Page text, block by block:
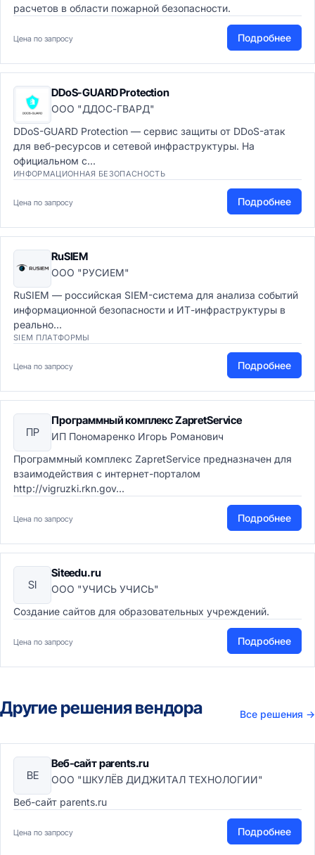
расчетов в области пожарной безопасности.
Цена по запросу Подробнее
DDoS-GUARD Protection
ООО "ДДОС-ГВАРД"
DDoS-GUARD Protection — сервис защиты от DDoS-атак
для веб-ресурсов и сетевой инфраструктуры. На
официальном с...
ИНФОРМАЦИОННАЯ БЕЗОПАСНОСТЬ
Цена по запросу Подробнее
RuSIEM
ООО "РУСИЕМ"
RuSIEM — российская SIEM-система для анализа событий
информационной безопасности и ИТ-инфраструктуры в
реально...
SIEM ПЛАТФОРМЫ
Цена по запросу Подробнее
ПР
Программный комплекс ZapretService
ИП Пономаренко Игорь Романович
Программный комплекс ZapretService предназначен для
взаимодействия с интернет-порталом
http://vigruzki.rkn.gov...
Цена по запросу Подробнее
SI
Siteedu.ru
ООО "УЧИСЬ УЧИСЬ"
Создание сайтов для образовательных учреждений.
Цена по запросу Подробнее
Другие решения вендора Все решения →
ВЕ
Веб-сайт parents.ru
ООО "ШКУЛЁВ ДИДЖИТАЛ ТЕХНОЛОГИИ"
Веб-сайт parents.ru
Цена по запросу Подробнее